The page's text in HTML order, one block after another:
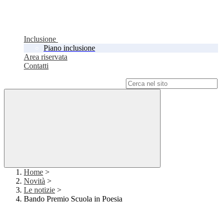
Inclusione
Piano inclusione
Area riservata
Contatti
Home >
Novità >
Le notizie >
Bando Premio Scuola in Poesia